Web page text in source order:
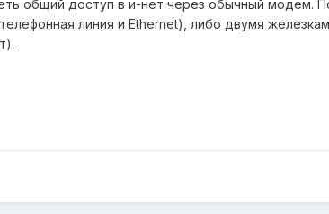
общий доступ в и-нет через обычный модем.
линия и Ethernet), либо двумя